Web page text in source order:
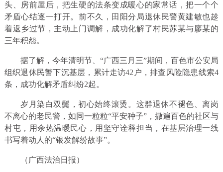
头、房前屋后，把生硬的法条变成暖心的家常话，把一个个
矛盾心结逐一打开。前不久，田阳分局退休民警黄建敏也趁
着返乡过节，主动上门调解，成功化解了村民苏某与廖某的
三年积怨。
据了解，今年清明节、“广西三月三”期间，百色市公安局
组织退休民警下沉基层，累计走访42户，排查风险隐患线索4
条，成功化解矛盾纠纷2起。
岁月染白双鬓，初心始终滚烫。这群退休不褪色、离岗
不离心的老民警，如同一粒粒“平安种子”，撒遍百色的社区与
村屯，用余热温暖民心，用坚守诠释担当，在基层治理一线
书写着动人的“银发解纷故事”。
（广西法治日报）